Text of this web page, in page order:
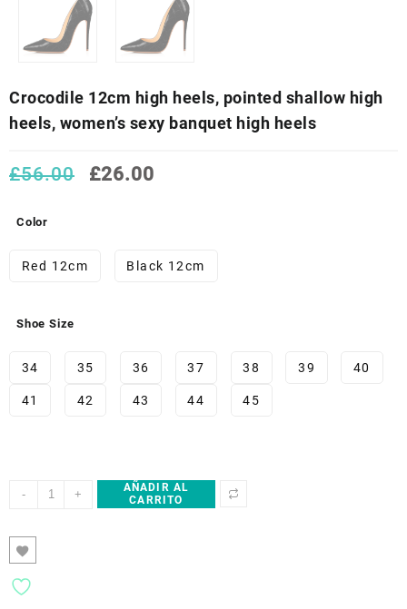
Crocodile 12cm high heels, pointed shallow high
heels, women’s sexy banquet high heels
£56.00
El
£26.00
Color
Red 12cm Black 12cm
Shoe Size
34 35 36 37 38 39 40
41 42 43 44 45
-
Crocodile
+
AÑADIR AL
CARRITO